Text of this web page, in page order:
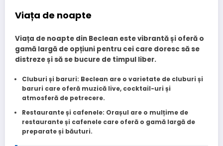
Viața de noapte
Viața de noapte din Beclean este vibrantă și oferă o
gamă largă de opțiuni pentru cei care doresc să se
distreze și să se bucure de timpul liber.
Cluburi și baruri: Beclean are o varietate de cluburi și
baruri care oferă muzică live, cocktail-uri și
atmosferă de petrecere.
Restaurante și cafenele: Orașul are o mulțime de
restaurante și cafenele care oferă o gamă largă de
preparate și băuturi.